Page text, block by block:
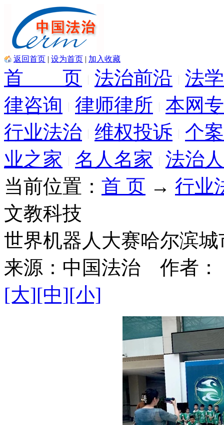
返回首页 | 设为首页 | 加入收藏
首 页 法治前沿
法
律咨询
律师律所
本网
行业法治 维权投诉
个
业之家
名人名家
法治
当前位置： 首 页 → 行业
文教科技
世界机器人大赛哈尔滨
来源： 中国法治 作者：
[大][中][小]